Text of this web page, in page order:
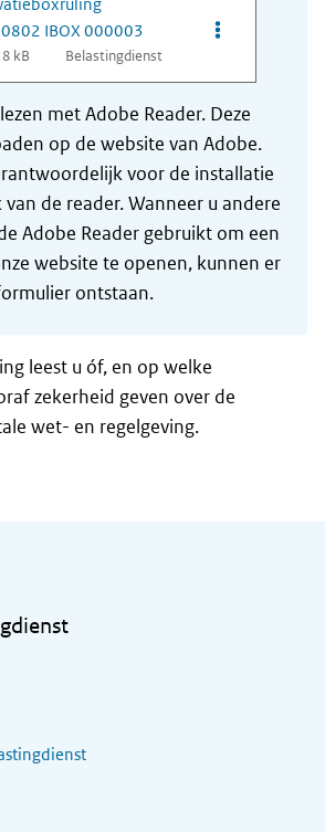
IBOX 000003
kB Belastingdienst
Opties van
met Adobe Reader. Deze
op de website van Adobe.
voor de installatie
de reader. Wanneer u andere
Adobe Reader gebruikt om een
website te openen, kunnen er
ontstaan.
leest u óf, en op welke
zekerheid geven over de
wet- en regelgeving.